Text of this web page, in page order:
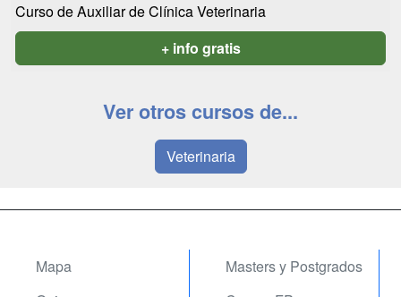
Curso de Auxiliar de Clínica Veterinaria
+ info gratis
Ver otros cursos de...
Veterinaria
Mapa
Masters y Postgrados